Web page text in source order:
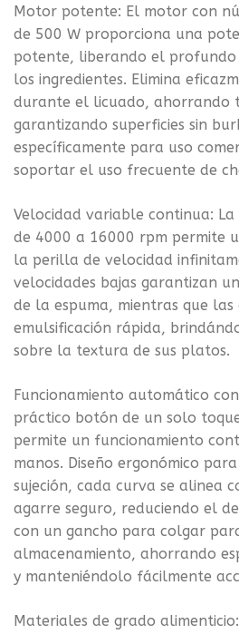
Motor potente: El motor con
de 500 W proporciona una
potente, liberando el
los ingredientes. Elimina
durante el licuado, ahorrando
garantizando superficies sin
específicamente para uso
soportar el uso frecuente de
Velocidad variable continua:
de 4000 a 16000 rpm permite
la perilla de velocidad
velocidades bajas garantizan
de la espuma, mientras que
emulsificación rápida,
sobre la textura de sus platos.
Funcionamiento automático
práctico botón de un solo
permite un funcionamiento
manos. Diseño ergonómico
sujeción, cada curva se alinea
agarre seguro, reduciendo el
con un gancho para colgar
almacenamiento, ahorrando
y manteniéndolo fácilmente
Materiales de grado